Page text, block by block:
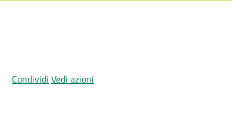
Condividi Vedi azioni